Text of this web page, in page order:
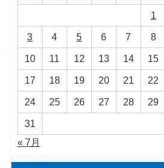
1
3 4 5 6 7 8
10 11 12 13 14 15
17 18 19 20 21 22
24 25 26 27 28 29
31
« 7月